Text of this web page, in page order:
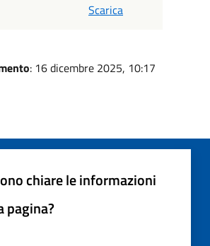
Scarica
: 16 dicembre 2025, 10:17
chiare le informazioni
pagina?